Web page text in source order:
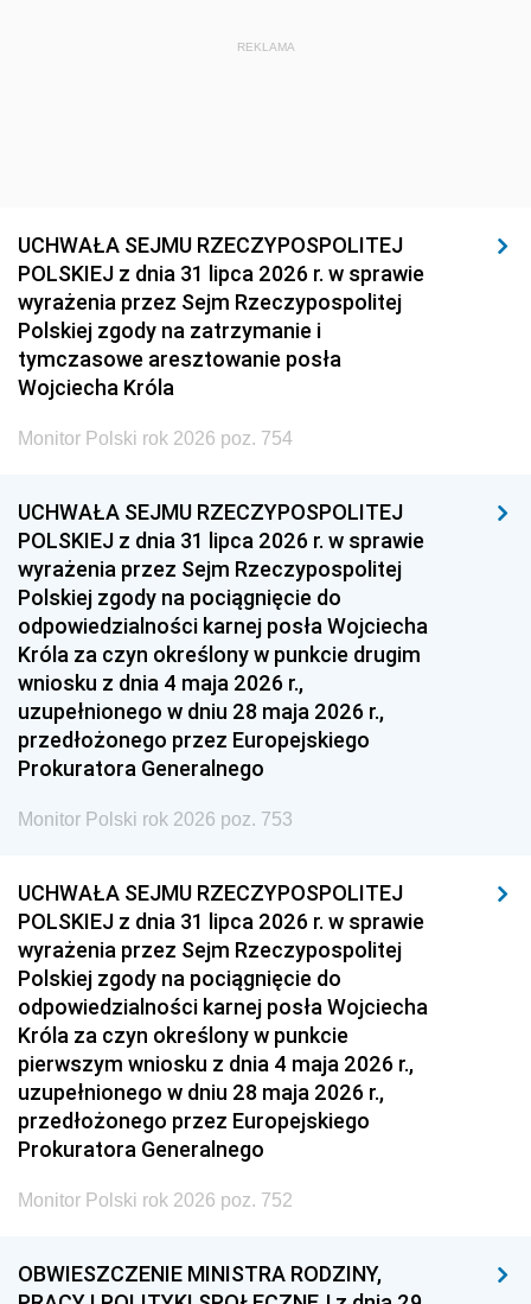
REKLAMA
UCHWAŁA SEJMU RZECZYPOSPOLITEJ
POLSKIEJ z dnia 31 lipca 2026 r. w sprawie
wyrażenia przez Sejm Rzeczypospolitej
Polskiej zgody na zatrzymanie i
tymczasowe aresztowanie posła
Wojciecha Króla
Monitor Polski rok 2026 poz. 754
UCHWAŁA SEJMU RZECZYPOSPOLITEJ
POLSKIEJ z dnia 31 lipca 2026 r. w sprawie
wyrażenia przez Sejm Rzeczypospolitej
Polskiej zgody na pociągnięcie do
odpowiedzialności karnej posła Wojciecha
Króla za czyn określony w punkcie drugim
wniosku z dnia 4 maja 2026 r.,
uzupełnionego w dniu 28 maja 2026 r.,
przedłożonego przez Europejskiego
Prokuratora Generalnego
Monitor Polski rok 2026 poz. 753
UCHWAŁA SEJMU RZECZYPOSPOLITEJ
POLSKIEJ z dnia 31 lipca 2026 r. w sprawie
wyrażenia przez Sejm Rzeczypospolitej
Polskiej zgody na pociągnięcie do
odpowiedzialności karnej posła Wojciecha
Króla za czyn określony w punkcie
pierwszym wniosku z dnia 4 maja 2026 r.,
uzupełnionego w dniu 28 maja 2026 r.,
przedłożonego przez Europejskiego
Prokuratora Generalnego
Monitor Polski rok 2026 poz. 752
OBWIESZCZENIE MINISTRA RODZINY,